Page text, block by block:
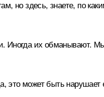
но здесь, знаете, по
их обманывают.
может быть нарушает